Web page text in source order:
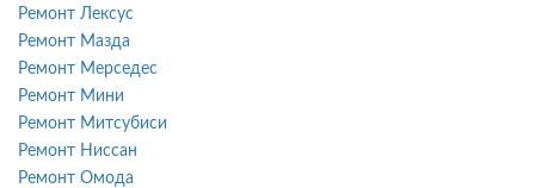
Ремонт Лексус
Ремонт Мазда
Ремонт Мерседес
Ремонт Мини
Ремонт Митсубиси
Ремонт Ниссан
Ремонт Омода